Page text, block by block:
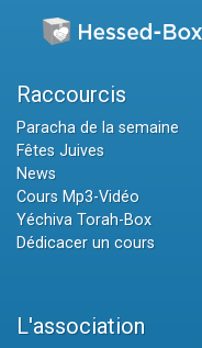
Raccourcis
Paracha de la semaine
Fêtes Juives
News
Cours Mp3-Vidéo
Yéchiva Torah-Box
Dédicacer un cours
L'association